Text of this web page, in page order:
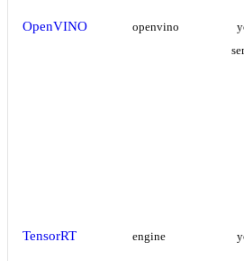
OpenVINO openvino
TensorRT engine